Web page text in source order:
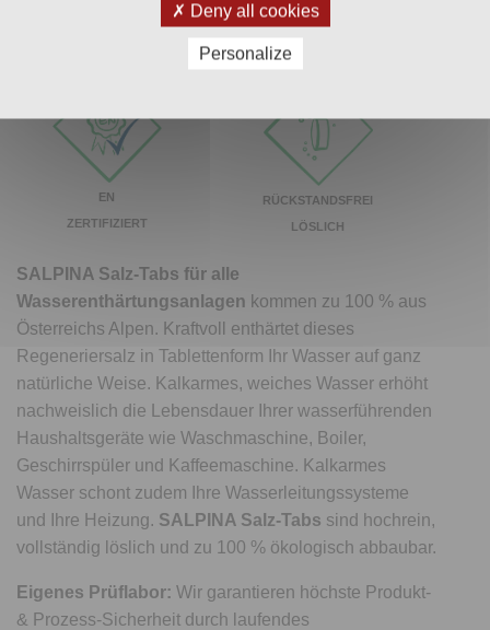
BESTES
TRINKWASSER
EN
ZERTIFIZIERT
RÜCKSTANDSFREI
LÖSLICH
SALPINA Salz-Tabs für alle
Wasserenthärtungsanlagen kommen zu 100 % aus
Österreichs Alpen. Kraftvoll enthärtet dieses
Regeneriersalz in Tablettenform Ihr Wasser auf ganz
natürliche Weise. Kalkarmes, weiches Wasser erhöht
nachweislich die Lebensdauer Ihrer wasserführenden
Haushaltsgeräte wie Waschmaschine, Boiler,
Geschirrspüler und Kaffeemaschine. Kalkarmes
Wasser schont zudem Ihre Wasserleitungssysteme
und Ihre Heizung. SALPINA Salz-Tabs sind hochrein,
vollständig löslich und zu 100 % ökologisch abbaubar.
Eigenes Prüflabor: Wir garantieren höchste Produkt-
& Prozess-Sicherheit durch laufendes
Deny all cookies
Personalize